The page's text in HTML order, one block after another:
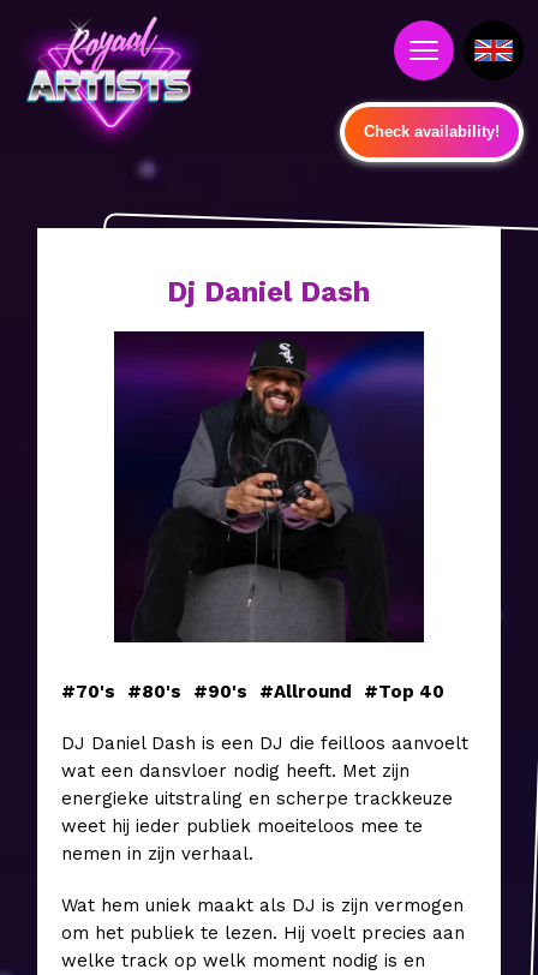
Check availability!
Dj Daniel Dash
#70's #80's #90's #Allround #Top 40
DJ Daniel Dash is een DJ die feilloos aanvoelt
wat een dansvloer nodig heeft. Met zijn
energieke uitstraling en scherpe trackkeuze
weet hij ieder publiek moeiteloos mee te
nemen in zijn verhaal.
Wat hem uniek maakt als DJ is zijn vermogen
om het publiek te lezen. Hij voelt precies aan
welke track op welk moment nodig is en